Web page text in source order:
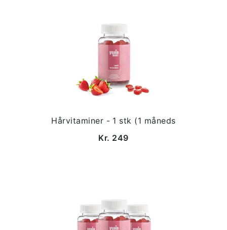
Hårvitaminer - 1 stk (1 måneds
Kr. 249